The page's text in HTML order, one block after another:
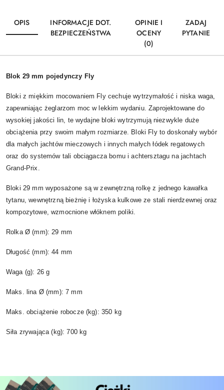
OPIS
INFORMACJE DOT.
BEZPIECZEŃSTWA
OPINIE I
OCENY
(0)
ZADAJ
PYTANIE
Blok 29 mm pojedynczy Fly
Bloki z miękkim mocowaniem Fly cechuje wytrzymałość i niska waga,
zapewniając żeglarzom moc w lekkim wydaniu. Zaprojektowane do
wysokiej jakości lin, te wydajne bloki wytrzymują niezwykle duże
obciążenia przy swoim małym rozmiarze. Bloki Fly to doskonały wybór
dla małych jachtów mieczowych i innych małych łódek regatowych
oraz do systemów tali obciągacza bomu i achtersztagu na jachtach
Grand-Prix.
Bloki 29 mm wyposażone są w zewnętrzną rolkę z jednego kawałka
tytanu, wewnętrzną bieżnię i łożyska kulkowe ze stali nierdzewnej oraz
kompozytowe, wzmocnione włóknem poliki.
Rolka Ø (mm): 29 mm
Długość (mm): 44 mm
Waga (g): 26 g
Maks. lina Ø (mm): 7 mm
Maks. obciążenie robocze (kg): 350 kg
Siła zrywająca (kg): 700 kg